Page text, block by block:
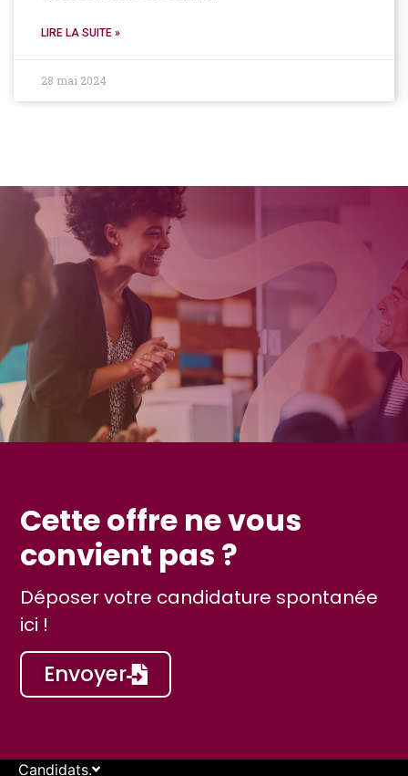
Cette offre ne vous
convient pas ?
Déposer votre candidature spontanée
ici !
Envoyer
LIRE LA SUITE »
28 mai 2024
Candidats.